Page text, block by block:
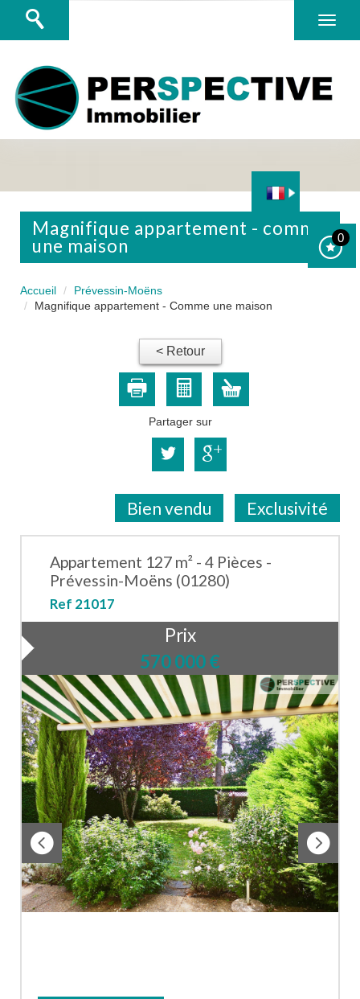
0
magnifique appartement - comme
une maison
Accueil
Prévessin-Moëns
Magnifique appartement - Comme une maison
< Retour
Partager sur
Bien vendu Exclusivité
Appartement 127 m² - 4 Pièces -
Prévessin-Moëns (01280)
Ref 21017
Prix
570 000€